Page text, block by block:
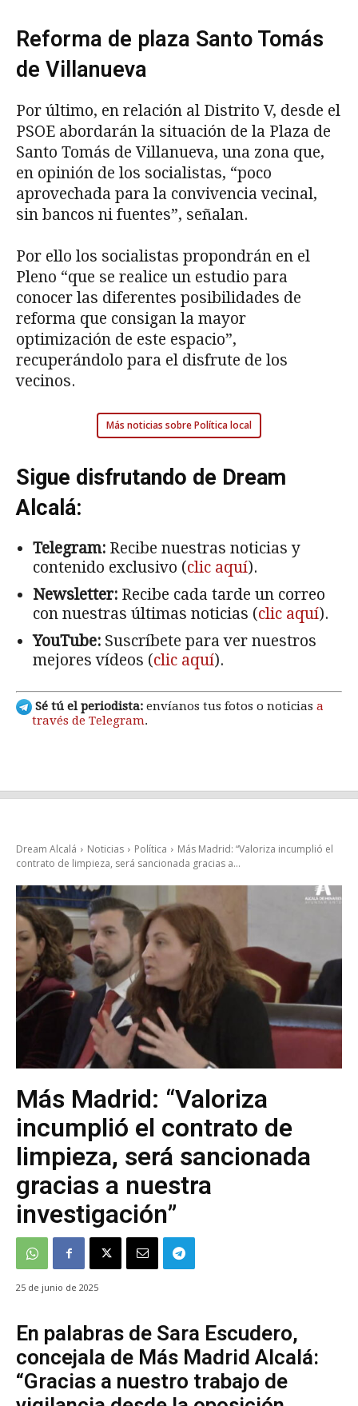
Reforma de plaza Santo Tomás
de Villanueva
Por último, en relación al Distrito V, desde el
PSOE abordarán la situación de la Plaza de
Santo Tomás de Villanueva, una zona que,
en opinión de los socialistas, “poco
aprovechada para la convivencia vecinal,
sin bancos ni fuentes”, señalan.
Por ello los socialistas propondrán en el
Pleno “que se realice un estudio para
conocer las diferentes posibilidades de
reforma que consigan la mayor
optimización de este espacio”,
recuperándolo para el disfrute de los
vecinos.
Más noticias sobre Política local
Sigue disfrutando de Dream
Alcalá:
Telegram: Recibe nuestras noticias y
contenido exclusivo (clic aquí).
Newsletter: Recibe cada tarde un correo
con nuestras últimas noticias (clic aquí).
YouTube: Suscríbete para ver nuestros
mejores vídeos (clic aquí).
Sé tú el periodista: envíanos tus fotos o noticias a
través de Telegram.